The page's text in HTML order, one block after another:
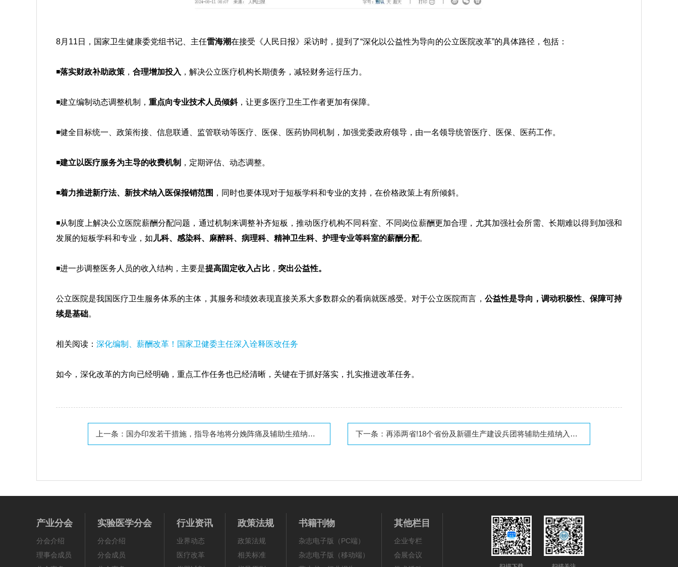
8月11日，国家卫生健康委党组书记、主任雷海潮在接受《人民日报》采访时，提到了“深化以公益性为导向的公立医院改革”的具体路径，包括：
◾落实财政补助政策 ， 合理增加投入 ，解决公立医疗机构长期债务，减轻财务运行压力。
◾建立编制动态调整机制， 重点向专业技术人员倾斜，让更多医疗卫生工作者更加有保障。
◾健全目标统一、政策衔接、信息联通、监管联动等医疗、医保、医药协同机制，加强党委政府领导，由一名领导统管医疗、医保、医药工作。
◾建立以医疗服务为主导的收费机制 ，定期评估、动态调整。
◾着力推进新疗法、新技术纳入医保报销范围 ，同时也要体现对于短板学科和专业的支持，在价格政策上有所倾斜。
◾从制度上解决公立医院薪酬分配问题，通过机制来调整补齐短板，推动医疗机构不同科室、不同岗位薪酬更加合理，尤其加强社会所需、长期难以得到加强和
发展的短板学科和专业，如 儿科、感染科、麻醉科、病理科、精神卫生科、护理专业等科室的薪酬分配。
◾进一步调整医务人员的收入结构，主要是提高固定收入占比 ， 突出公益性。
公立医院是我国医疗卫生服务体系的主体，其服务和绩效表现直接关系大多数群众的看病就医感受。对于公立医院而言， 公益性是导向，调动积极性、保障可持
续是基础。
相关阅读： 深化编制、薪酬改革！国家卫健委主任深入诠释医改任务
如今，深化改革的方向已经明确，重点工作任务也已经清晰，关键在于抓好落实，扎实推进改革任务。
上一条： 国办印发若干措施，指导各地将分娩阵痛及辅助生殖纳入医保 下一条： 再添两省!18个省份及新疆生产建设兵团将辅助生殖纳入医保
产业分会
分会介绍
理事会成员
实验医学分会
分会介绍
分会成员
行业资讯
业界动态
医疗改革
政策法规
政策法规
相关标准
书籍刊物
杂志电子版（PC端）
杂志电子版（移动端）
其他栏目
企业专栏
会展会议